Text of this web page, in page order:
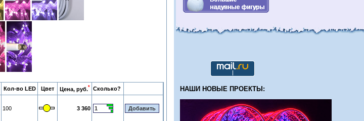
Кол-во LED Цвет Цена, руб.*
Сколько?
100 3 360
НАШИ НОВЫЕ ПРОЕКТЫ: